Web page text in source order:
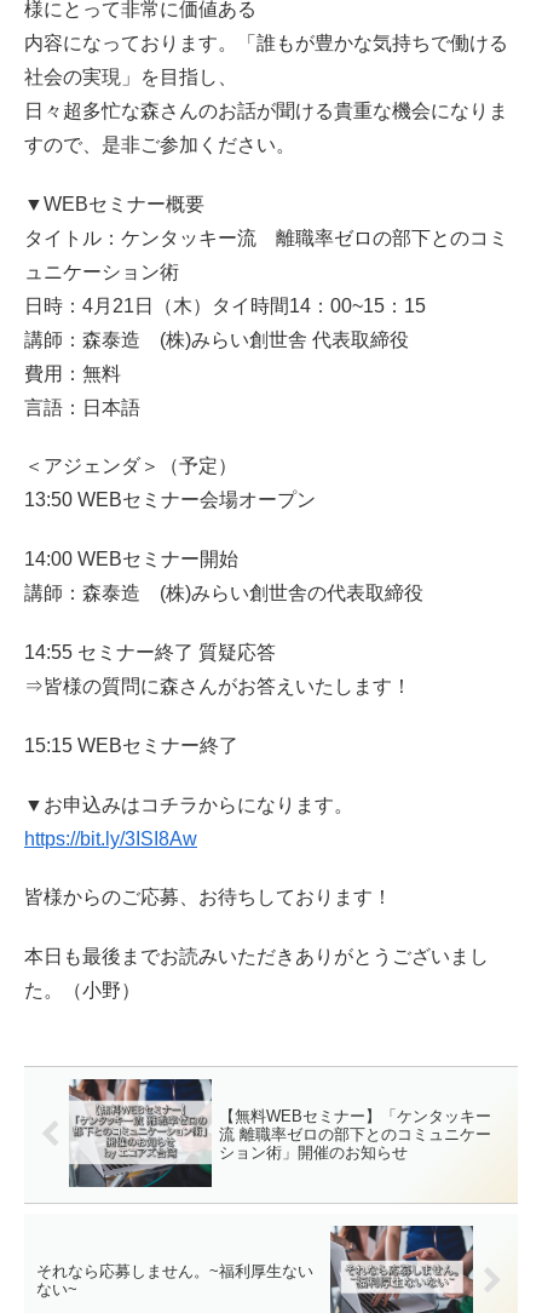
様にとって非常に価値ある
内容になっております。「誰もが豊かな気持ちで働ける
社会の実現」を目指し、
日々超多忙な森さんのお話が聞ける貴重な機会になりま
すので、是非ご参加ください。
▼WEBセミナー概要
タイトル：ケンタッキー流 離職率ゼロの部下とのコミ
ュニケーション術
日時：4月21日（木）タイ時間14：00~15：15
講師：森泰造 (株)みらい創世舎 代表取締役
費用：無料
言語：日本語
＜アジェンダ＞（予定）
13:50 WEBセミナー会場オープン
14:00 WEBセミナー開始
講師：森泰造 (株)みらい創世舎の代表取締役
14:55 セミナー終了 質疑応答
⇒皆様の質問に森さんがお答えいたします！
15:15 WEBセミナー終了
▼お申込みはコチラからになります。
https://bit.ly/3ISI8Aw
皆様からのご応募、お待ちしております！
本日も最後までお読みいただきありがとうございまし
た。（小野）
【無料WEBセミナー】「ケンタッキー
流 離職率ゼロの部下とのコミュニケー
ション術」開催のお知らせ
それなら応募しません。~福利厚生ない
ない~